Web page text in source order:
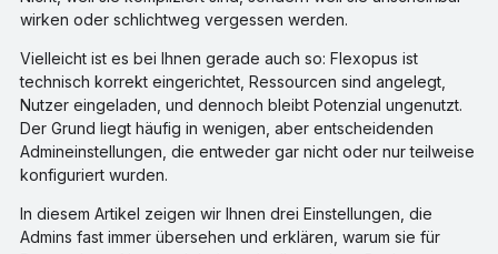
wirken oder schlichtweg vergessen werden.
Vielleicht ist es bei Ihnen gerade auch so: Flexopus ist
technisch korrekt eingerichtet, Ressourcen sind angelegt,
Nutzer eingeladen, und dennoch bleibt Potenzial ungenutzt.
Der Grund liegt häufig in wenigen, aber entscheidenden
Admineinstellungen, die entweder gar nicht oder nur teilweise
konfiguriert wurden.
In diesem Artikel zeigen wir Ihnen drei Einstellungen, die
Admins fast immer übersehen und erklären, warum sie für